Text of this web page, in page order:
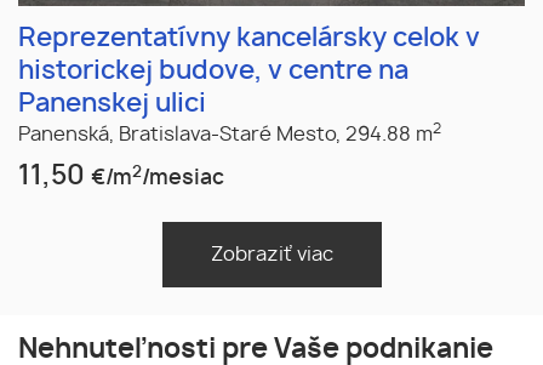
Reprezentatívny kancelársky celok v
historickej budove, v centre na
Panenskej ulici
Panenská, Bratislava-Staré Mesto, 294.88 m2
11,50 €/m2/mesiac
Zobraziť viac
Nehnuteľnosti pre Vaše podnikanie